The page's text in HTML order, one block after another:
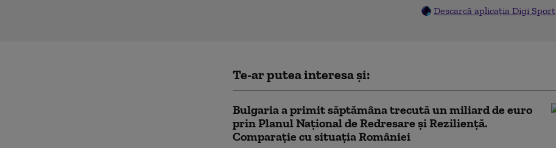
Descarcă aplicația Digi Sport
Te-ar putea interesa și:
Bulgaria a primit săptămâna trecută un miliard de euro
prin Planul Naţional de Redresare şi Rezilienţă.
Comparație cu situația României